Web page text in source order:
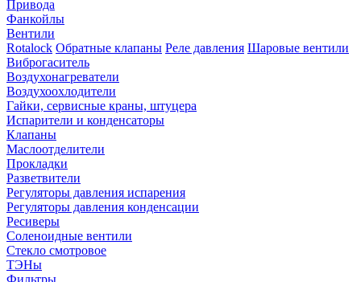
Привода
Фанкойлы
Вентили
Rotalock Обратные клапаны Реле давления Шаровые вентили
Виброгаситель
Воздухонагреватели
Воздухоохлодители
Гайки, сервисные краны, штуцера
Испарители и конденсаторы
Клапаны
Маслоотделители
Прокладки
Разветвители
Регуляторы давления испарения
Регуляторы давления конденсации
Ресиверы
Соленоидные вентили
Стекло смотровое
ТЭНы
Фильтры